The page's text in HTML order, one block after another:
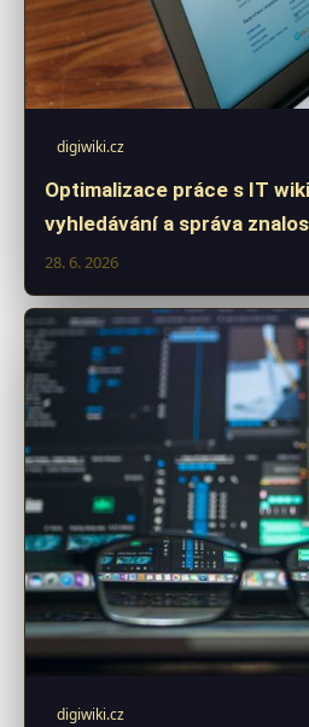
digiwiki.cz
Optimalizace práce s IT
vyhledávání a správa
28. 6. 2026
digiwiki.cz